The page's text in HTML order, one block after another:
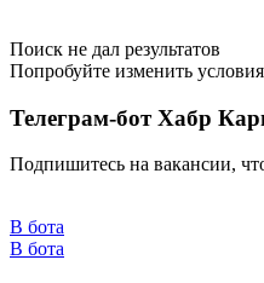
Поиск не дал результатов
Попробуйте изменить
Телеграм-бот Хабр
Подпишитесь на вакансии,
В бота
В бота